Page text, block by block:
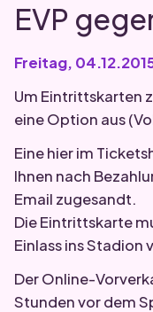
EVP
Freitag,
Um Eintrittskarten
eine Option aus
Eine hier im
Ihnen nach
Email zugesandt.
Die Eintrittskarte
Einlass ins
Der Online-
Stunden vor dem